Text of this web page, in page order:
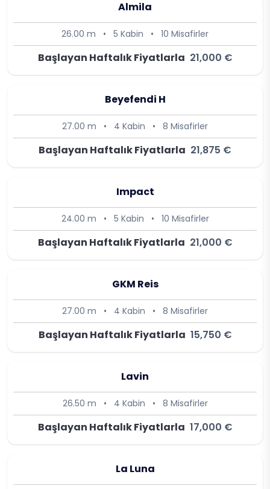
Almila
26.00 m • 5 Kabin • 10 Misafirler
Başlayan Haftalık Fiyatlarla 21,000 €
Beyefendi H
27.00 m • 4 Kabin • 8 Misafirler
Başlayan Haftalık Fiyatlarla 21,875 €
Impact
24.00 m • 5 Kabin • 10 Misafirler
Başlayan Haftalık Fiyatlarla 21,000 €
GKM Reis
27.00 m • 4 Kabin • 8 Misafirler
Başlayan Haftalık Fiyatlarla 15,750 €
Lavin
26.50 m • 4 Kabin • 8 Misafirler
Başlayan Haftalık Fiyatlarla 17,000 €
La Luna